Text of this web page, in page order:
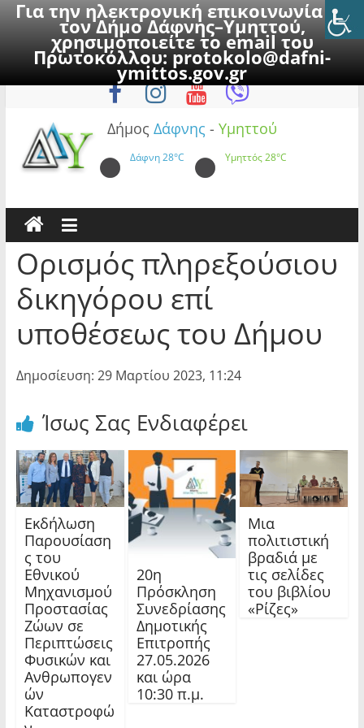
Για την ηλεκτρονική επικοινωνία με
τον Δήμο Δάφνης–Υμηττού,
χρησιμοποιείτε το email του
Πρωτοκόλλου:protokolo@dafni-
ymittos.gov.gr
to
Σάββατο, 8 Αυγούστου 2026
Δήμος Δάφνης - Υμηττού
Δάφνη28°C Υμηττός28°C
Ορισμός πληρεξούσιου
δικηγόρου επί
υποθέσεως του Δήμου
Δημοσίευση: 29 Μαρτίου 2023, 11:24
Ίσως Σας Ενδιαφέρει
Εκδήλωση
Παρουσίαση
ς του
Εθνικού
Μηχανισμού
Προστασίας
Ζώων σε
Περιπτώσεις
Φυσικών και
Ανθρωπογεν
ών
Καταστροφώ
20η
Πρόσκληση
Συνεδρίασης
Δημοτικής
Επιτροπής
27.05.2026
και ώρα
10:30 π.μ.
Μια
πολιτιστική
βραδιά με
τις σελίδες
του βιβλίου
«Ρίζες»